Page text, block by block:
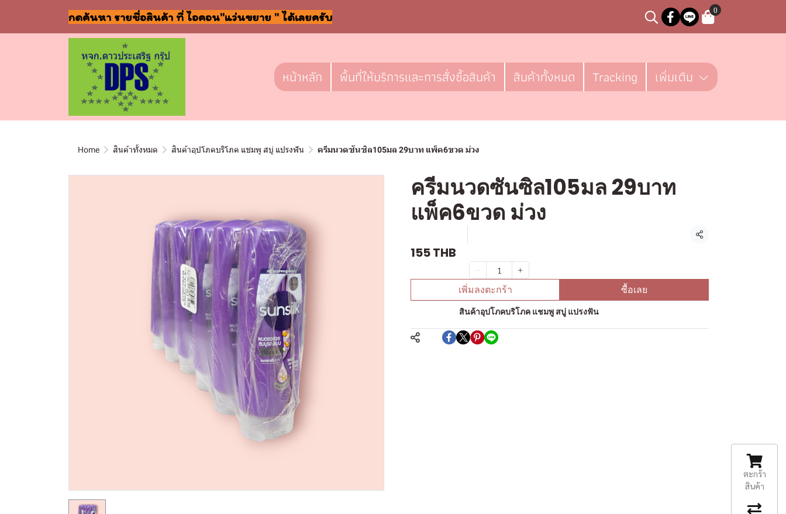
กดค้นหา รายชื่อสินค้า ที่ ไอคอน"แว่นขยาย " ได้เลยครับ
0
หน้าหลัก พื้นที่ให้บริการและการสั่งซื้อสินค้า สินค้าทั้งหมด Tracking เพิ่มเติม
Home สินค้าทั้งหมด สินค้าอุปโภคบริโภค แชมพู สบู่ แปรงฟัน ครีมนวดซันซิล105มล 29บาท แพ็ค6ขวด ม่วง
ครีมนวดซันซิล105มล 29บาท
แพ็ค6ขวด ม่วง
แชร์
155 THB
เพิ่มลงตะกร้า ซื้อเลย
สินค้าอุปโภคบริโภค แชมพู สบู่ แปรงฟัน
ตะกร้า
สินค้า